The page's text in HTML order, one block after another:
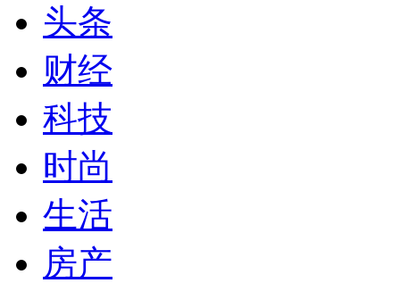
头条
财经
科技
时尚
生活
房产